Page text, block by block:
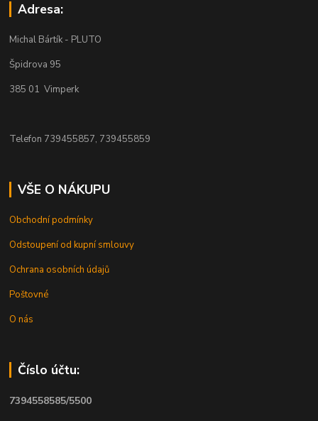
Adresa:
Michal Bártík - PLUTO
Špidrova 95
385 01 Vimperk
Telefon 739455857, 739455859
VŠE O NÁKUPU
Obchodní podmínky
Odstoupení od kupní smlouvy
Ochrana osobních údajů
Poštovné
O nás
Číslo účtu:
7394558585/5500